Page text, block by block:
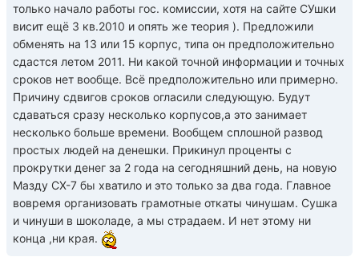
только начало работы гос. комиссии, хотя на сайте СУшки
висит ещё 3 кв.2010 и опять же теория ). Предложили
обменять на 13 или 15 корпус, типа он предположительно
сдастся летом 2011. Ни какой точной информации и точных
сроков нет вообще. Всё предположительно или примерно.
Причину сдвигов сроков огласили следующую. Будут
сдаваться сразу несколько корпусов,а это занимает
несколько больше времени. Вообщем сплошной развод
простых людей на денешки. Прикинул проценты с
прокрутки денег за 2 года на сегодняшний день, на новую
Мазду СХ-7 бы хватило и это только за два года. Главное
вовремя организовать грамотные откаты чинушам. Сушка
и чинуши в шоколаде, а мы страдаем. И нет этому ни
конца ,ни края.